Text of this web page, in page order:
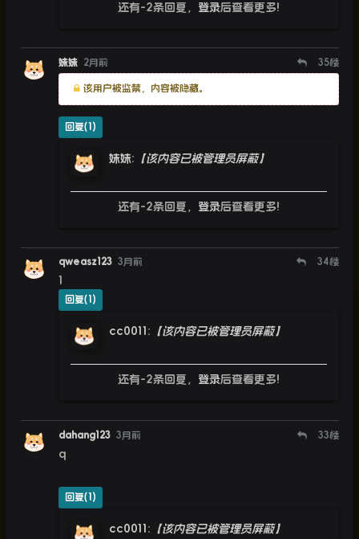
还有-2条回复， 登录后查看更多!
妹妹 2月前 35楼
该用户被监禁，内容被隐藏。
回复(1)
妹妹: 【该内容已被管理员屏蔽】
还有-2条回复， 登录后查看更多!
qweasz123 3月前 34楼
1
回复(1)
cc0011 : 【该内容已被管理员屏蔽】
还有-2条回复， 登录后查看更多!
dahang123 3月前 33楼
q
回复(1)
cc0011 : 【该内容已被管理员屏蔽】